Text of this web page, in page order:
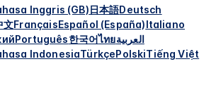
Inggris (GB) 日本語Deutsch
文FrançaisEspañol (España) Italiano
Português한국어ไทยالعربية
IndonesiaTürkçePolskiTiếng Việt